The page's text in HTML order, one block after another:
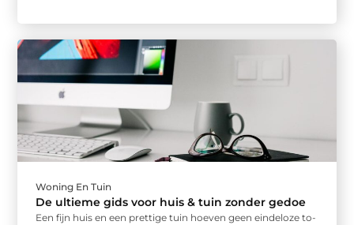
Woning En Tuin
De ultieme gids voor huis & tuin zonder gedoe
Een fijn huis en een prettige tuin hoeven geen eindeloze to-